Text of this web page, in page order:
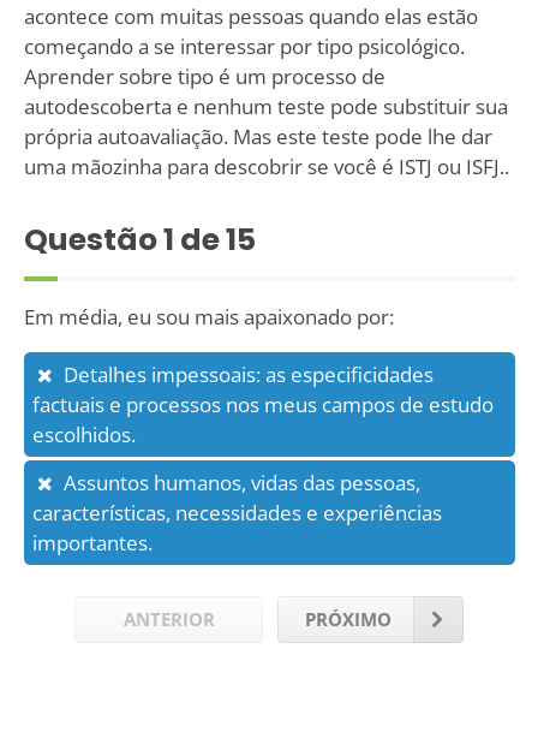
acontece com muitas pessoas quando elas estão
começando a se interessar por tipo psicológico.
Aprender sobre tipo é um processo de
autodescoberta e nenhum teste pode substituir sua
própria autoavaliação. Mas este teste pode lhe dar
uma mãozinha para descobrir se você é ISTJ ou ISFJ..
Questão1 de 15
Em média, eu sou mais apaixonado por:
Detalhes impessoais: as especificidades
factuais e processos nos meus campos de estudo
escolhidos.
Assuntos humanos, vidas das pessoas,
características, necessidades e experiências
importantes.
ANTERIOR PRÓXIMO